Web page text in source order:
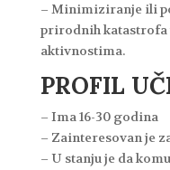
– Minimiziranje ili
prirodnih
aktivnostima.
PROFIL
– Ima 16-30 godina
– Zainteresovan je
– U stanju je da